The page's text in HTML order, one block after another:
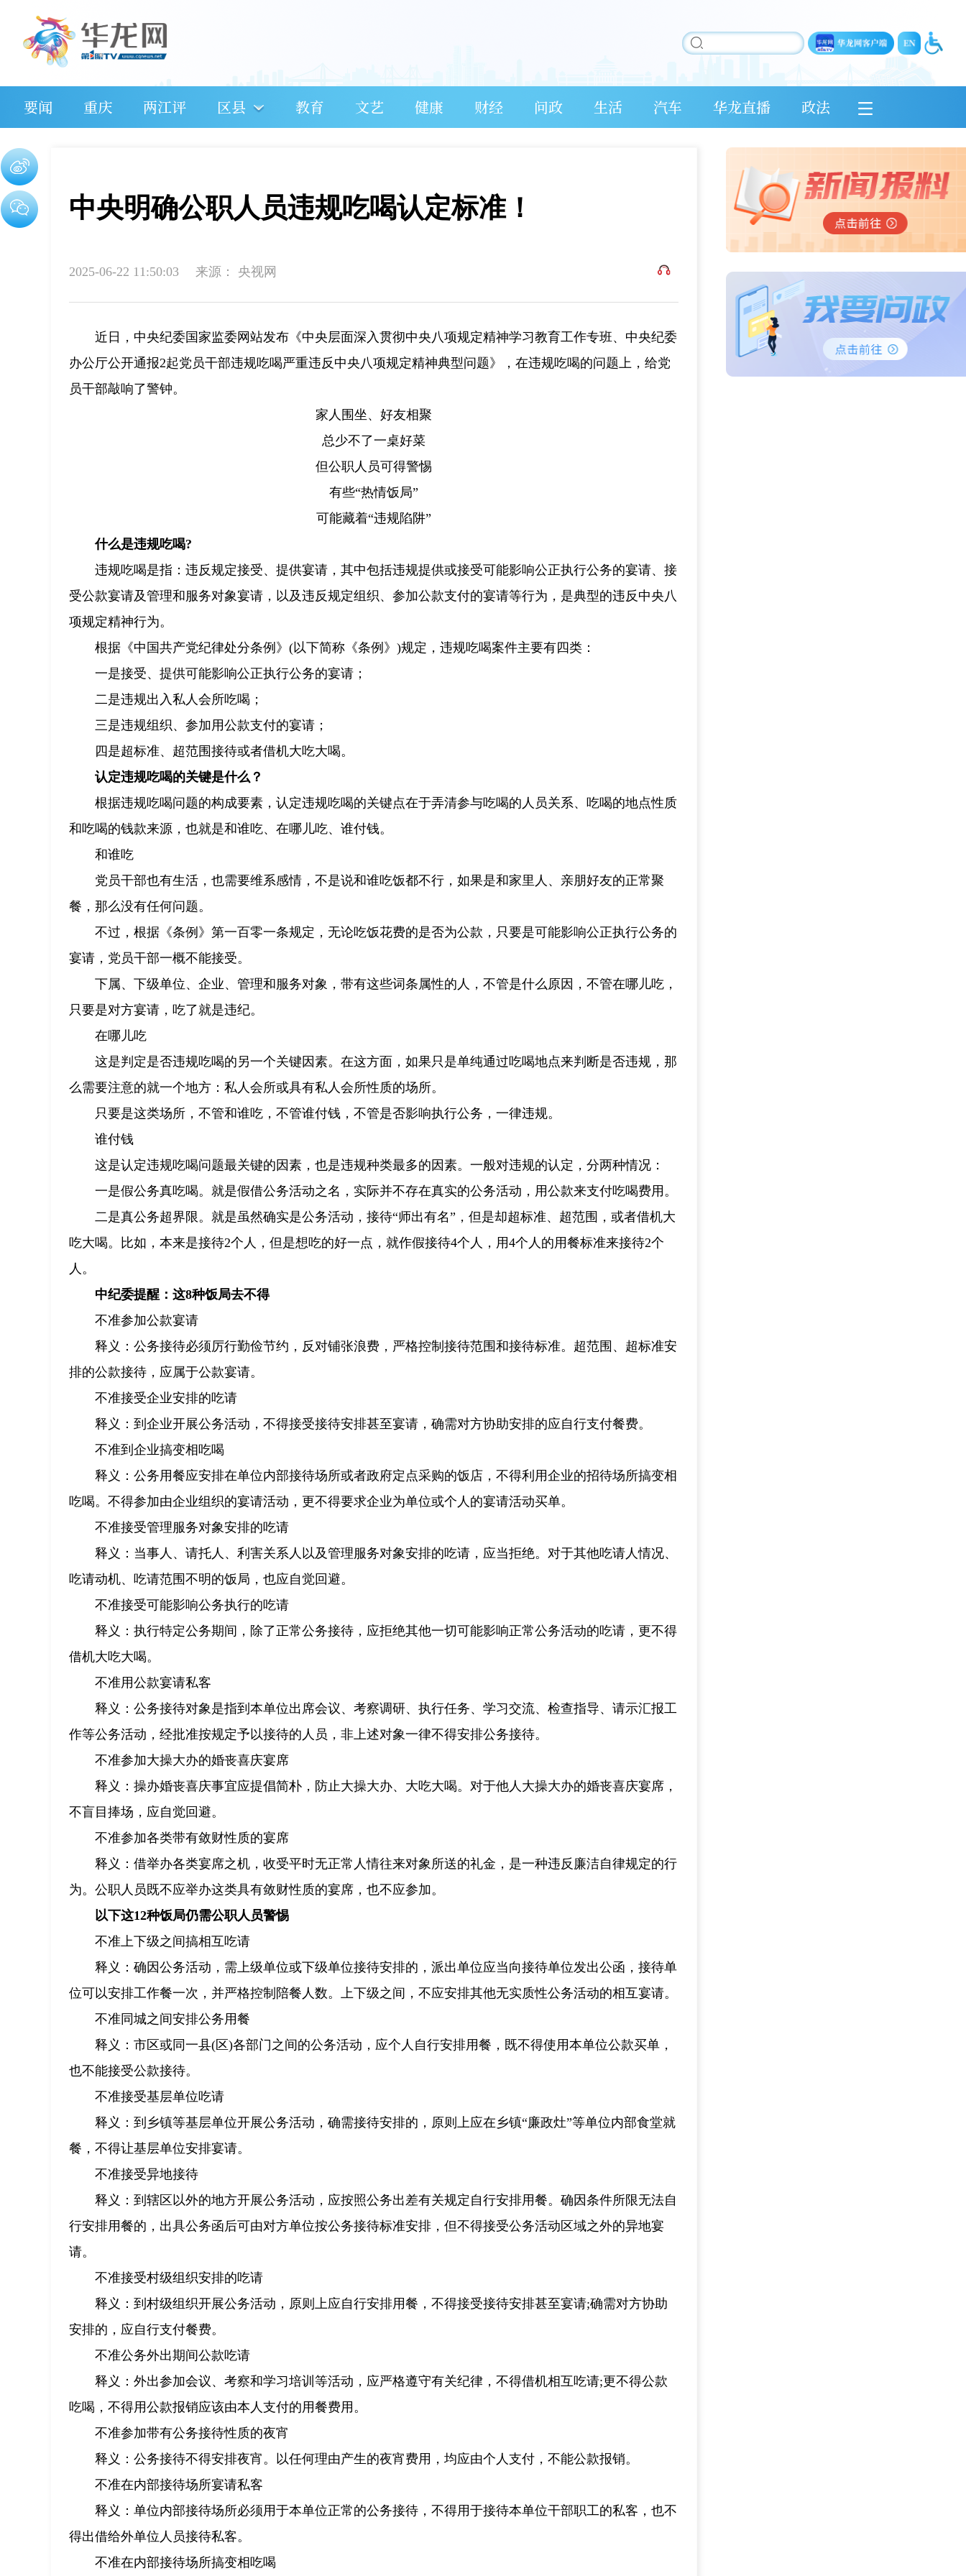
要闻 重庆 两江评 区县 教育 文艺 健康 财经 问政 生活 汽车 华龙直播 政法
中央明确公职人员违规吃喝认定标准！
2025-06-22 11:50:03 来源： 央视网
近日，中央纪委国家监委网站发布《中央层面深入贯彻中央八项规定精神学习教育工作专班、中央纪委
办公厅公开通报2起党员干部违规吃喝严重违反中央八项规定精神典型问题》，在违规吃喝的问题上，给党
员干部敲响了警钟。
家人围坐、好友相聚
总少不了一桌好菜
但公职人员可得警惕
有些“热情饭局”
可能藏着“违规陷阱”
什么是违规吃喝?
违规吃喝是指：违反规定接受、提供宴请，其中包括违规提供或接受可能影响公正执行公务的宴请、接
受公款宴请及管理和服务对象宴请，以及违反规定组织、参加公款支付的宴请等行为，是典型的违反中央八
项规定精神行为。
根据《中国共产党纪律处分条例》(以下简称《条例》)规定，违规吃喝案件主要有四类：
一是接受、提供可能影响公正执行公务的宴请；
二是违规出入私人会所吃喝；
三是违规组织、参加用公款支付的宴请；
四是超标准、超范围接待或者借机大吃大喝。
认定违规吃喝的关键是什么？
根据违规吃喝问题的构成要素，认定违规吃喝的关键点在于弄清参与吃喝的人员关系、吃喝的地点性质
和吃喝的钱款来源，也就是和谁吃、在哪儿吃、谁付钱。
和谁吃
党员干部也有生活，也需要维系感情，不是说和谁吃饭都不行，如果是和家里人、亲朋好友的正常聚
餐，那么没有任何问题。
不过，根据《条例》第一百零一条规定，无论吃饭花费的是否为公款，只要是可能影响公正执行公务的
宴请，党员干部一概不能接受。
下属、下级单位、企业、管理和服务对象，带有这些词条属性的人，不管是什么原因，不管在哪儿吃，
只要是对方宴请，吃了就是违纪。
在哪儿吃
这是判定是否违规吃喝的另一个关键因素。在这方面，如果只是单纯通过吃喝地点来判断是否违规，那
么需要注意的就一个地方：私人会所或具有私人会所性质的场所。
只要是这类场所，不管和谁吃，不管谁付钱，不管是否影响执行公务，一律违规。
谁付钱
这是认定违规吃喝问题最关键的因素，也是违规种类最多的因素。一般对违规的认定，分两种情况：
一是假公务真吃喝。就是假借公务活动之名，实际并不存在真实的公务活动，用公款来支付吃喝费用。
二是真公务超界限。就是虽然确实是公务活动，接待“师出有名”，但是却超标准、超范围，或者借机大
吃大喝。比如，本来是接待2个人，但是想吃的好一点，就作假接待4个人，用4个人的用餐标准来接待2个
人。
中纪委提醒：这8种饭局去不得
不准参加公款宴请
释义：公务接待必须厉行勤俭节约，反对铺张浪费，严格控制接待范围和接待标准。超范围、超标准安
排的公款接待，应属于公款宴请。
不准接受企业安排的吃请
释义：到企业开展公务活动，不得接受接待安排甚至宴请，确需对方协助安排的应自行支付餐费。
不准到企业搞变相吃喝
释义：公务用餐应安排在单位内部接待场所或者政府定点采购的饭店，不得利用企业的招待场所搞变相
吃喝。不得参加由企业组织的宴请活动，更不得要求企业为单位或个人的宴请活动买单。
不准接受管理服务对象安排的吃请
释义：当事人、请托人、利害关系人以及管理服务对象安排的吃请，应当拒绝。对于其他吃请人情况、
吃请动机、吃请范围不明的饭局，也应自觉回避。
不准接受可能影响公务执行的吃请
释义：执行特定公务期间，除了正常公务接待，应拒绝其他一切可能影响正常公务活动的吃请，更不得
借机大吃大喝。
不准用公款宴请私客
释义：公务接待对象是指到本单位出席会议、考察调研、执行任务、学习交流、检查指导、请示汇报工
作等公务活动，经批准按规定予以接待的人员，非上述对象一律不得安排公务接待。
不准参加大操大办的婚丧喜庆宴席
释义：操办婚丧喜庆事宜应提倡简朴，防止大操大办、大吃大喝。对于他人大操大办的婚丧喜庆宴席，
不盲目捧场，应自觉回避。
不准参加各类带有敛财性质的宴席
释义：借举办各类宴席之机，收受平时无正常人情往来对象所送的礼金，是一种违反廉洁自律规定的行
为。公职人员既不应举办这类具有敛财性质的宴席，也不应参加。
以下这12种饭局仍需公职人员警惕
不准上下级之间搞相互吃请
释义：确因公务活动，需上级单位或下级单位接待安排的，派出单位应当向接待单位发出公函，接待单
位可以安排工作餐一次，并严格控制陪餐人数。上下级之间，不应安排其他无实质性公务活动的相互宴请。
不准同城之间安排公务用餐
释义：市区或同一县(区)各部门之间的公务活动，应个人自行安排用餐，既不得使用本单位公款买单，
也不能接受公款接待。
不准接受基层单位吃请
释义：到乡镇等基层单位开展公务活动，确需接待安排的，原则上应在乡镇“廉政灶”等单位内部食堂就
餐，不得让基层单位安排宴请。
不准接受异地接待
释义：到辖区以外的地方开展公务活动，应按照公务出差有关规定自行安排用餐。确因条件所限无法自
行安排用餐的，出具公务函后可由对方单位按公务接待标准安排，但不得接受公务活动区域之外的异地宴
请。
不准接受村级组织安排的吃请
释义：到村级组织开展公务活动，原则上应自行安排用餐，不得接受接待安排甚至宴请;确需对方协助
安排的，应自行支付餐费。
不准公务外出期间公款吃请
释义：外出参加会议、考察和学习培训等活动，应严格遵守有关纪律，不得借机相互吃请;更不得公款
吃喝，不得用公款报销应该由本人支付的用餐费用。
不准参加带有公务接待性质的夜宵
释义：公务接待不得安排夜宵。以任何理由产生的夜宵费用，均应由个人支付，不能公款报销。
不准在内部接待场所宴请私客
释义：单位内部接待场所必须用于本单位正常的公务接待，不得用于接待本单位干部职工的私客，也不
得出借给外单位人员接待私客。
不准在内部接待场所搞变相吃喝